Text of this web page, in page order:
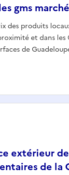
gms
des produits
et dans les
de
extérieur
de la